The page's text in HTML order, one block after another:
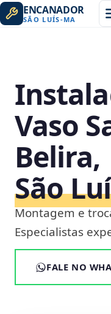
ENCANADOR
SÃO LUÍS-MA
Vaso
Belira,
São
Montagem e
Especialistas
FALE NO